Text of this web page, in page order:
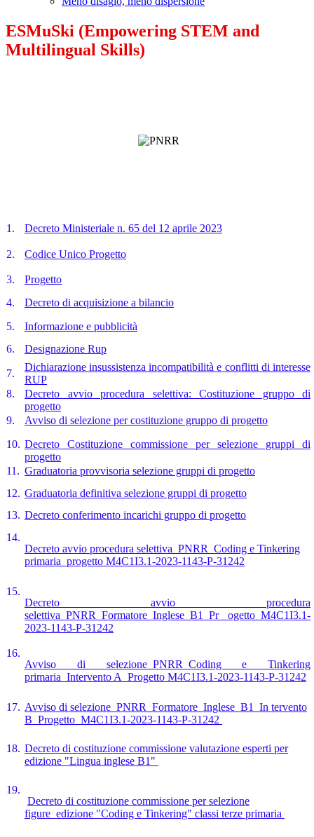
ESMuSki (Empowering STEM and
Multilingual Skills)
1. Decreto Ministeriale n. 65 del 12 aprile 2023
2. Codice Unico Progetto
3.
Progetto
4.
Decreto di acquisizione a bilancio
5.
Informazione e pubblicità
6.
Designazione Rup
7.
Dichiarazione insussistenza incompatibilità e conflitti di interesse
RUP
8.
Decreto avvio procedura selettiva: Costituzione gruppo di
progetto
9.
Avviso di selezione per costituzione gruppo di progetto
10. Decreto Costituzione commissione per selezione gruppi di
progetto
11. Graduatoria provvisoria selezione gruppi di progetto
12. Graduatoria definitiva selezione gruppi di progetto
13. Decreto conferimento incarichi gruppo di progetto
14.
Decreto avvio procedura selettiva_PNRR_Coding e Tinkering
primaria_progetto M4C1I3.1-2023-1143-P-31242
15.
Decreto avvio procedura
selettiva_PNRR_Formatore_Inglese_B1_Pr ogetto_M4C1I3.1-
2023-1143-P-31242
16.
Avviso di selezione_PNRR_Coding e Tinkering
primaria_Intervento A_Progetto M4C1I3.1-2023-1143-P-31242
17. Avviso di selezione_PNRR_Formatore_Inglese_B1_In tervento
B_Progetto_M4C1I3.1-2023-1143-P-31242
18. Decreto di costituzione commissione valutazione esperti per
edizione "Lingua inglese B1"
19.
Decreto di costituzione commissione per selezione
figure_edizione "Coding e Tinkering" classi terze primaria